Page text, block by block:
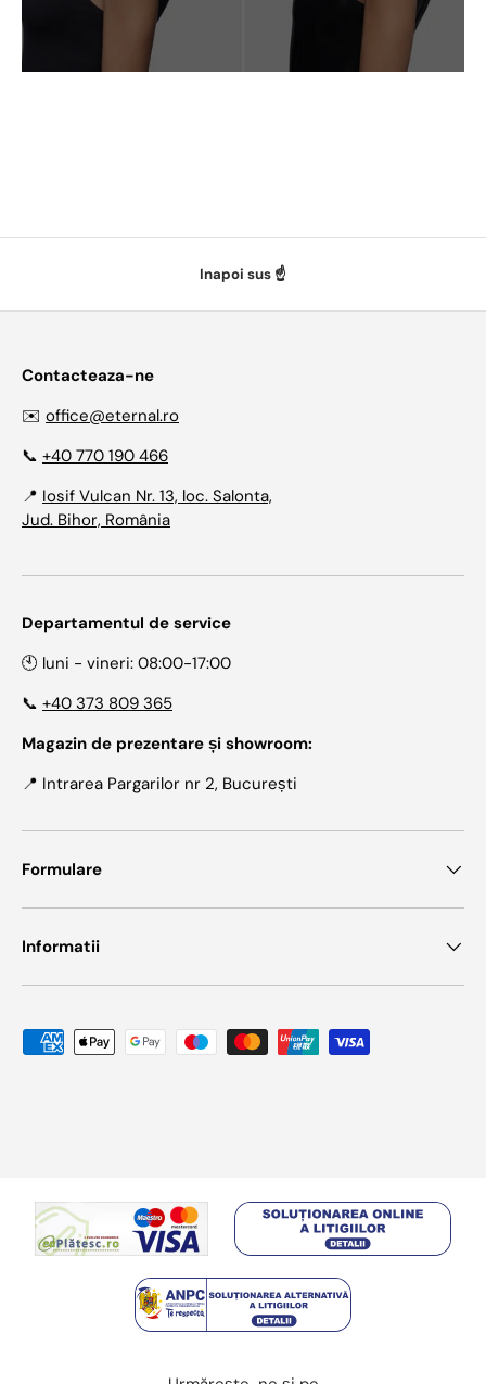
Inapoi sus ☝️
Contacteaza-ne
✉️ office@eternal.ro
📞 +40 770 190 466
📍 Iosif Vulcan Nr. 13, loc. Salonta,
Jud. Bihor, România
Departamentul de service
🕙 luni - vineri: 08:00-17:00
📞 +40 373 809 365
Magazin de prezentare și showroom:
📍 Intrarea Pargarilor nr 2, București
Formulare
Informatii
Metode de plata acceptate